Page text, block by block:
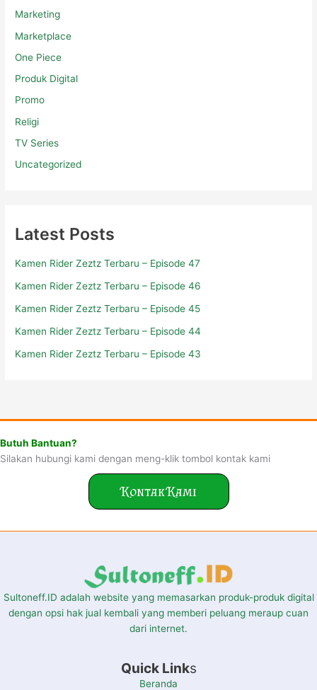
Marketing
Marketplace
One Piece
Produk Digital
Promo
Religi
TV Series
Uncategorized
Latest Posts
Kamen Rider Zeztz Terbaru – Episode 47
Kamen Rider Zeztz Terbaru – Episode 46
Kamen Rider Zeztz Terbaru – Episode 45
Kamen Rider Zeztz Terbaru – Episode 44
Kamen Rider Zeztz Terbaru – Episode 43
Butuh Bantuan?
Silakan hubungi kami dengan meng-klik tombol kontak kami
Kontak Kami
Sultoneff.ID adalah website yang memasarkan produk-produk digital
dengan opsi hak jual kembali yang memberi peluang meraup cuan
dari internet.
Quick Links
Beranda